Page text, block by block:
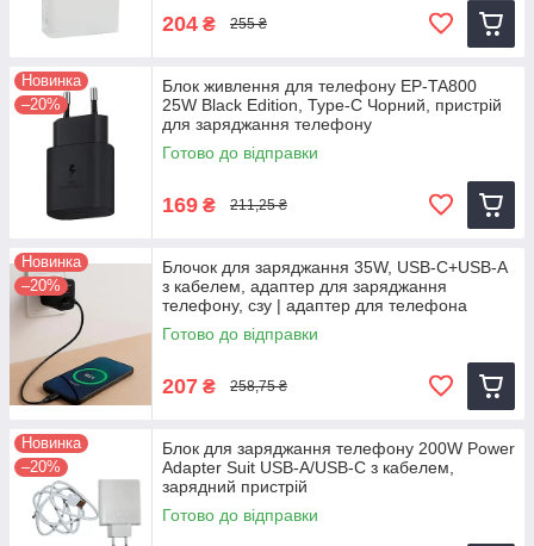
204 ₴ 255 ₴
Новинка
–20%
Блок живлення для телефону EP-TA800
25W Black Edition, Type-C Чорний, пристрій
для заряджання телефону
Готово до відправки
169 ₴ 211,25 ₴
Новинка
–20%
Блочок для заряджання 35W, USB-C+USB-A
з кабелем, адаптер для заряджання
телефону, сзу | адаптер для телефона
Готово до відправки
207 ₴ 258,75 ₴
Новинка
–20%
Блок для заряджання телефону 200W Power
Adapter Suit USB-A/USB-C з кабелем,
зарядний пристрій
Готово до відправки